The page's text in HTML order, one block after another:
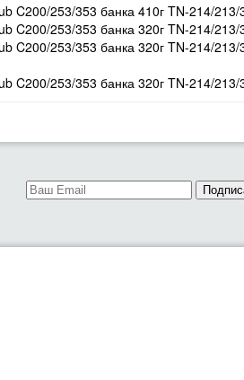
C200/253/353 банка 410г TN-214/
C200/253/353 банка 320г TN-214/
C200/253/353 банка 320г TN-214/
C200/253/353 банка 320г TN-214/